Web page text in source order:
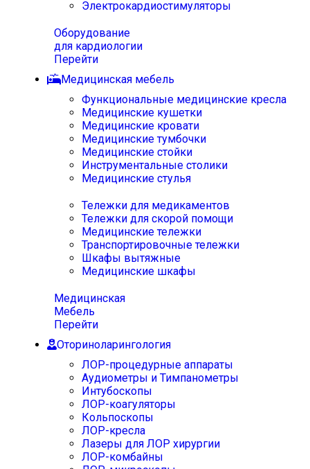
Электрокардиостимуляторы
Оборудование
для кардиологии
Перейти
Медицинская мебель
Функциональные медицинские кресла
Медицинские кушетки
Медицинские кровати
Медицинские тумбочки
Медицинские стойки
Инструментальные столики
Медицинские стулья
Тележки для медикаментов
Тележки для скорой помощи
Медицинские тележки
Транспортировочные тележки
Шкафы вытяжные
Медицинские шкафы
Медицинская
Мебель
Перейти
Оториноларингология
ЛОР-процедурные аппараты
Аудиометры и Тимпанометры
Интубоскопы
ЛОР-коагуляторы
Кольпоскопы
ЛОР-кресла
Лазеры для ЛОР хирургии
ЛОР-комбайны